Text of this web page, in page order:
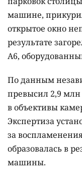
машине,
открытое окно
результате
A6,
По данным
превысил 2,9 млн
в объективы
Экспертиза
за
образовалась в
машины.